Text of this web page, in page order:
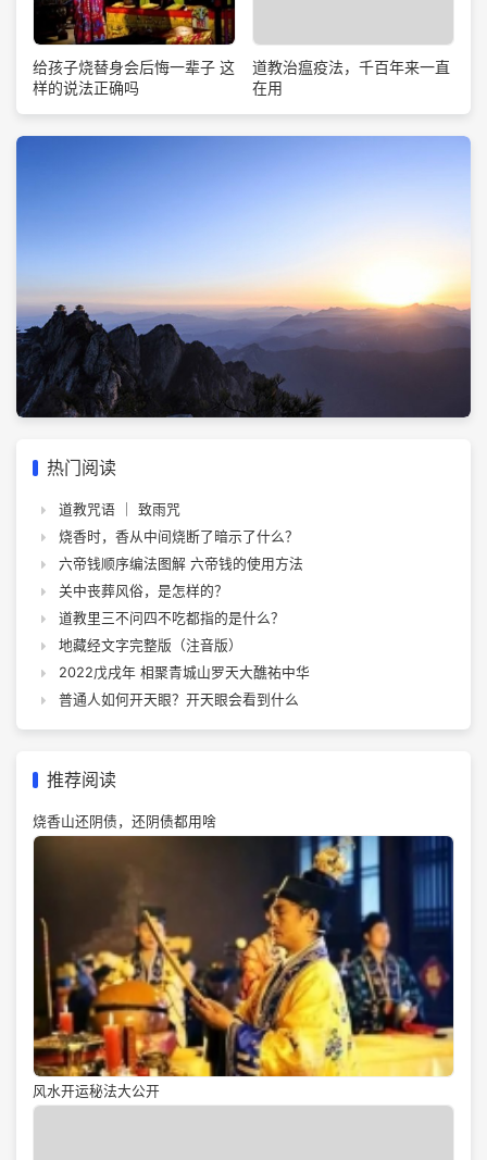
给孩子烧替身会后悔一辈子 这
样的说法正确吗
道教治瘟疫法，千百年来一直
在用
热门阅读
道教咒语 ｜ 致雨咒
烧香时，香从中间烧断了暗示了什么？
六帝钱顺序编法图解 六帝钱的使用方法
关中丧葬风俗，是怎样的？
道教里三不问四不吃都指的是什么？
地藏经文字完整版（注音版）
2022戊戌年 相聚青城山罗天大醮祐中华
普通人如何开天眼？开天眼会看到什么
推荐阅读
烧香山还阴债，还阴债都用啥
风水开运秘法大公开